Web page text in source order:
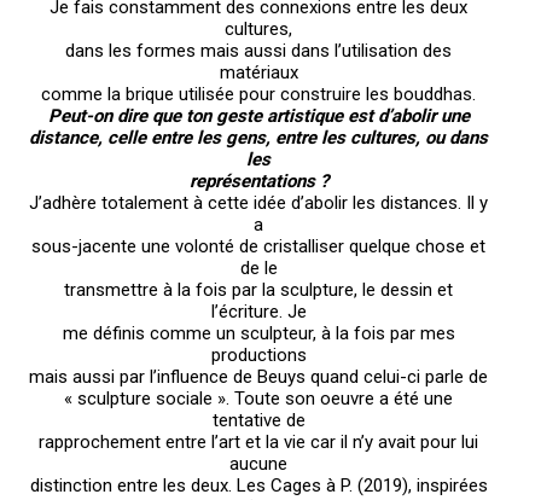
Je fais constamment des connexions entre les deux
cultures,
dans les formes mais aussi dans l’utilisation des
matériaux
comme la brique utilisée pour construire les bouddhas.
Peut-on dire que ton geste artistique est d’abolir une
distance, celle entre les gens, entre les cultures, ou dans
les
représentations ?
J’adhère totalement à cette idée d’abolir les distances. Il y
a
sous-jacente une volonté de cristalliser quelque chose et
de le
transmettre à la fois par la sculpture, le dessin et
l’écriture. Je
me définis comme un sculpteur, à la fois par mes
productions
mais aussi par l’influence de Beuys quand celui-ci parle de
« sculpture sociale ». Toute son oeuvre a été une
tentative de
rapprochement entre l’art et la vie car il n’y avait pour lui
aucune
distinction entre les deux. Les Cages à P. (2019), inspirées